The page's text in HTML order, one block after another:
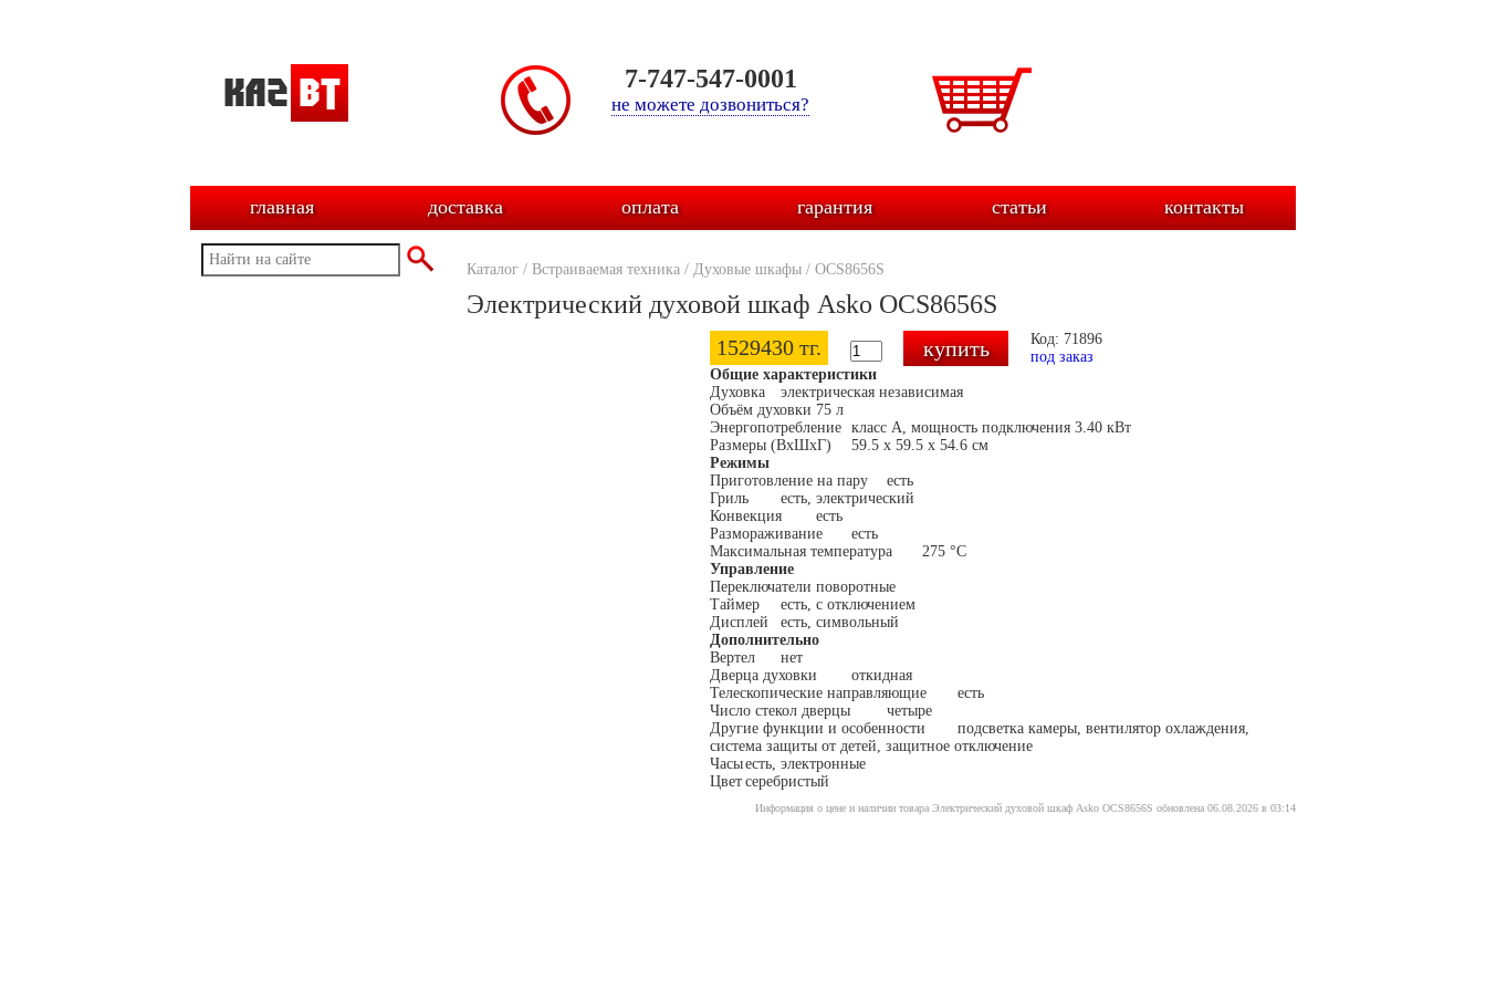
7-747-547-0001
не можете дозвониться?
главная доставка оплата гарантия статьи контакты
Каталог / Встраиваемая техника / Духовые шкафы / OCS8656S
Электрический духовой шкаф Asko OCS8656S
1529430 тг.
Код: 71896
под заказ
Общие характеристики
Духовка
электрическая независимая
Объём духовки 75 л
Энергопотребление класс А, мощность подключения 3.40 кВт
Размеры (ВхШхГ)
59.5 х 59.5 x 54.6 см
Режимы
Приготовление на пару
есть
Гриль
есть, электрический
Конвекция
есть
Размораживание
есть
Максимальная температура
275 °С
Управление
Переключатели поворотные
Таймер
есть, с отключением
Дисплей
есть, символьный
Дополнительно
Вертел
нет
Дверца духовки
откидная
Телескопические направляющие
есть
Число стекол дверцы
четыре
Другие функции и особенности
подсветка камеры, вентилятор охлаждения,
система защиты от детей, защитное отключение
Часыесть, электронные
Цвет серебристый
Информация о цене и наличии товара Электрический духовой шкаф Asko OCS8656S обновлена 06.08.2026 в 03:14